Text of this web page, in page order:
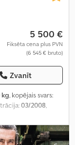
5 500 €
Fiksēta cena plus PVN
(6 545 € bruto)
Zvanīt
kg, kopējais svars:
03/2008,